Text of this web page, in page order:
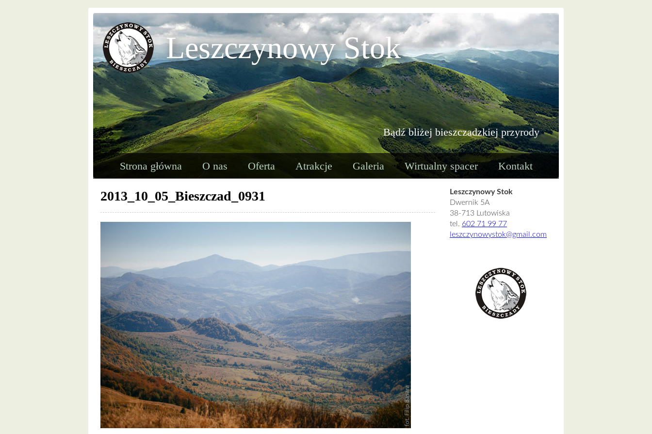
Leszczynowy Stok
Bądź bliżej bieszczadzkiej przyrody
Strona główna O nas Oferta Atrakcje Galeria Wirtualny spacer Kontakt
2013_10_05_Bieszczad_0931
Leszczynowy Stok
Dwernik 5A
38-713 Lutowiska
tel. 602 71 99 77
leszczynowystok@gmail.com